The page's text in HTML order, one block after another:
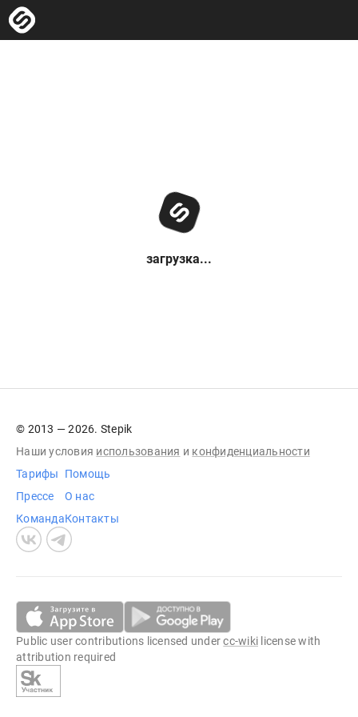
загрузка...
© 2013 — 2026. Stepik
Наши условия использования и конфиденциальности
Тарифы
Прессе
Команда
Помощь
О нас
Контакты
Public user contributions licensed undercc-wiki license with
attribution required